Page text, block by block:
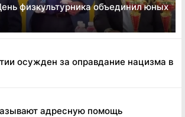
физкультурника объединил юных
осужден за оправдание нацизма в
адресную помощь